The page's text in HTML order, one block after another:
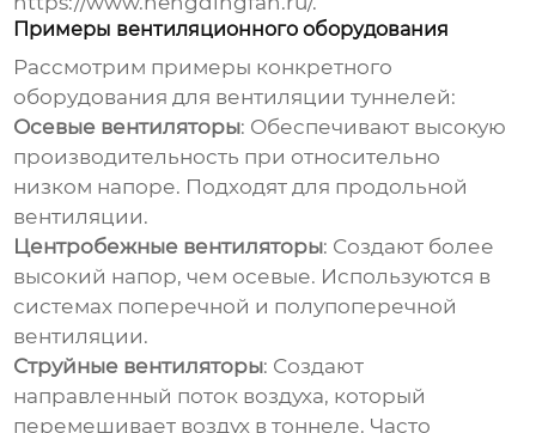
Примеры вентиляционного оборудования
Рассмотрим примеры конкретного
оборудования для вентиляции туннелей:
Осевые вентиляторы: Обеспечивают высокую
производительность при относительно
низком напоре. Подходят для продольной
вентиляции.
Центробежные вентиляторы: Создают более
высокий напор, чем осевые. Используются в
системах поперечной и полупоперечной
вентиляции.
Струйные вентиляторы: Создают
направленный поток воздуха, который
перемешивает воздух в тоннеле. Часто